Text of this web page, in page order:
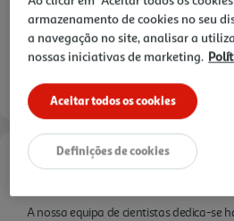
Informações de Marketing
A nossa equipa de cientistas dedica-se
armazenamento de cookies no seu
a navegação no site, analisar a
nossas iniciativas de marketing.
Aceitar todos os cookies
Definições de cookies